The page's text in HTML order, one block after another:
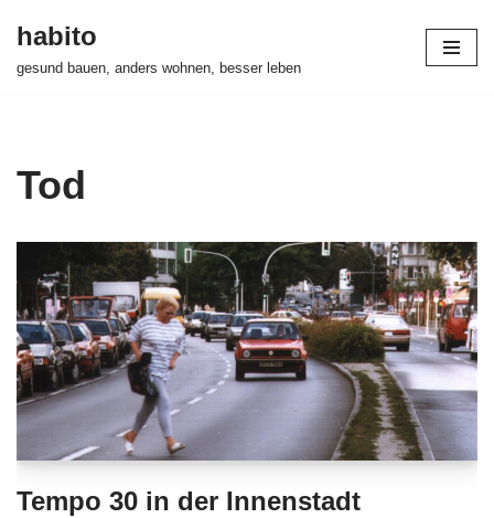
habito
gesund bauen, anders wohnen, besser leben
Tod
Tempo 30 in der Innenstadt